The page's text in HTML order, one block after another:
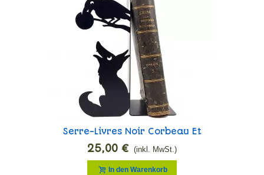
Serre-Livres Noir Corbeau Et
Renard
25,00 € (inkl. MwSt.)
In den Warenkorb